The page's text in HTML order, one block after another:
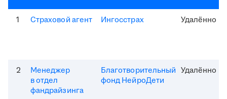
1 Страховой агент Ингосстрах Удалённо
2
Менеджер
в отдел
фандрайзинга
Благотворительный
фонд НейроДети
Удалённо